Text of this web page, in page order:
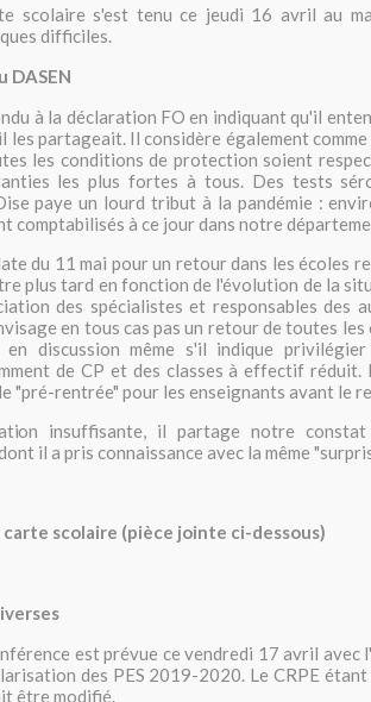
scolaire s'est tenu ce jeudi 16 avril au
difficiles.
DASEN
à la déclaration FO en indiquant qu'il
les partageait. Il considère également
les conditions de protection soient
les plus fortes à tous. Des tests
paye un lourd tribut à la pandémie :
comptabilisés à ce jour dans notre
du 11 mai pour un retour dans les écoles
plus tard en fonction de l'évolution de la
des spécialistes et responsables des
en tous cas pas un retour de toutes les
discussion même s'il indique
de CP et des classes à effectif
"pré-rentrée" pour les enseignants avant le
insuffisante, il partage notre
il a pris connaissance avec la même
carte scolaire (pièce jointe ci-dessous)
est prévue ce vendredi 17 avril avec
des PES 2019-2020. Le CRPE étant
être modifié.